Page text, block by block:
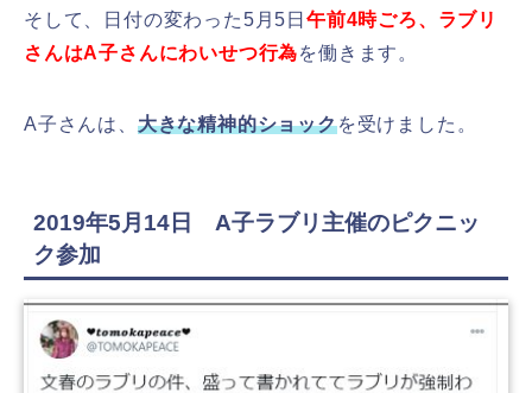
そして、日付の変わった5月5日 午前4時ごろ、ラブリ
さんはA子さんにわいせつ行為を働きます。
A子さんは、 大きな精神的ショックを受けました。
2019年5月14日 A子ラブリ主催のピクニッ
ク参加